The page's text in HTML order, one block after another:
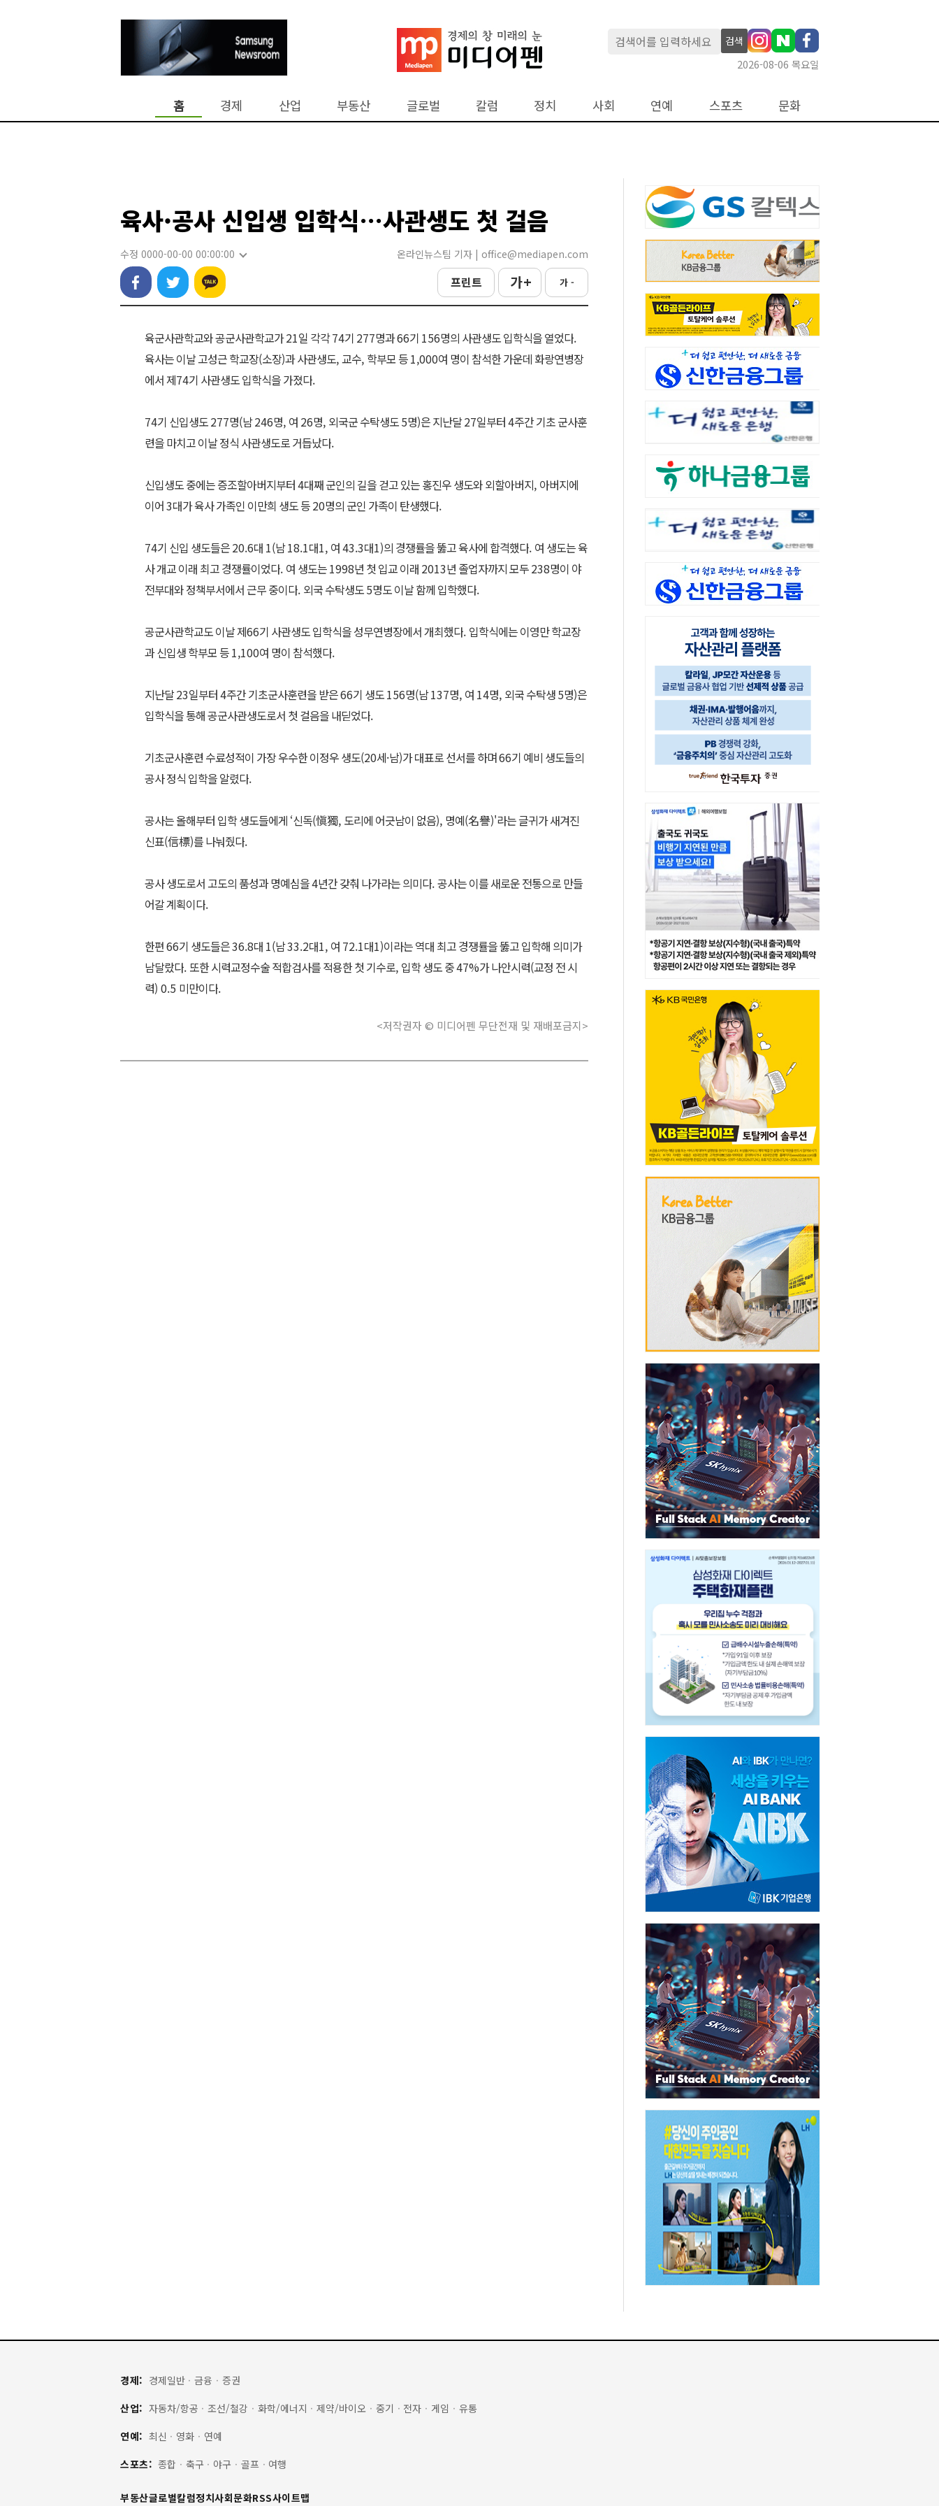
검색
2026-08-06 목요일
홈 경제 산업 부동산 글로벌 칼럼 정치 사회 연예 스포츠 문화
육사·공사 신입생 입학식…사관생도 첫 걸음
수정 0000-00-00 00:00:00 온라인뉴스팀 기자 | office@mediapen.com
프린트 가 + 가 -
육군사관학교와 공군사관학교가21일 각각74기 277명과66기 156명의 사관생도 입학식을 열었다.
육사는 이날 고성근 학교장(소장)과 사관생도,교수, 학부모 등1,000여 명이 참석한 가운데 화랑연병장
에서 제74기 사관생도 입학식을 가졌다.
74기 신입생도277명(남246명, 여 26명, 외국군 수탁생도5명)은 지난달27일부터4주간 기초 군사훈
련을 마치고 이날 정식 사관생도로 거듭났다.
신입생도 중에는 증조할아버지부터4대째 군인의 길을 걷고 있는 홍진우 생도와 외할아버지, 아버지에
이어3대가 육사 가족인 이만희 생도 등20명의 군인 가족이 탄생했다.
74기 신입 생도들은20.6대 1(남18.1대1, 여43.3대1)의 경쟁률을 뚫고 육사에 합격했다. 여 생도는 육
사 개교 이래 최고 경쟁률이었다. 여 생도는1998년 첫 입교 이래 2013년 졸업자까지 모두238명이 야
전부대와 정책부서에서 근무 중이다. 외국 수탁생도5명도 이날 함께 입학했다.
공군사관학교도 이날 제66기 사관생도 입학식을 성무연병장에서 개최했다. 입학식에는 이영만 학교장
과 신입생 학부모 등1,100여 명이 참석했다.
지난달23일부터4주간 기초군사훈련을 받은66기 생도156명(남137명, 여 14명, 외국 수탁생5명)은
입학식을 통해 공군사관생도로서 첫 걸음을 내딛었다.
기초군사훈련 수료성적이 가장 우수한 이정우 생도(20세·남)가 대표로 선서를 하며66기 예비 생도들의
공사 정식 입학을 알렸다.
공사는 올해부터 입학 생도들에게 ‘신독(愼獨, 도리에 어긋남이 없음), 명예(名譽)'라는 글귀가 새겨진
신표(信標)를 나눠줬다.
공사 생도로서 고도의 품성과 명예심을4년간 갖춰 나가라는 의미다.공사는 이를 새로운 전통으로 만들
어갈 계획이다.
한편66기 생도들은36.8대 1(남33.2대1, 여 72.1대1)이라는 역대 최고 경쟁률을 뚫고 입학해 의미가
남달랐다. 또한 시력교정수술 적합검사를 적용한 첫 기수로, 입학 생도 중47%가 나안시력(교정 전 시
력) 0.5 미만이다.
<저작권자 © 미디어펜 무단전재 및 재배포금지>
경제: 경제일반 · 금융 · 증권
산업: 자동차/항공 · 조선/철강 · 화학/에너지 · 제약/바이오 · 중기 · 전자 · 게임 · 유통
연예: 최신 · 영화 · 연예
스포츠: 종합 · 축구 · 야구 · 골프 · 여행
부동산글로벌칼럼정치사회문화RSS사이트맵